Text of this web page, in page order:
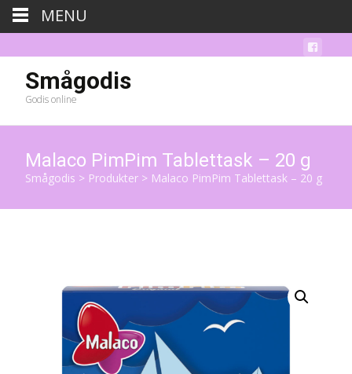
Smågodis
Godis online
Malaco PimPim Tablettask – 20 g
Smågodis > Produkter > Malaco PimPim Tablettask – 20 g
MENU